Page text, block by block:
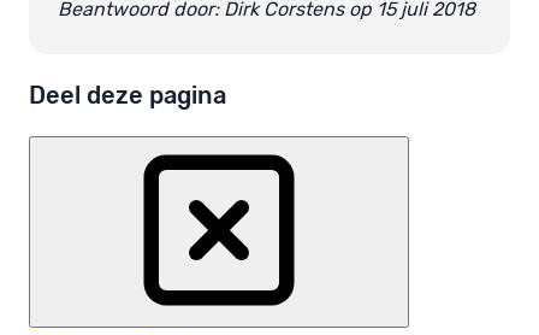
Beantwoord door: Dirk Corstens op 15 juli 2018
Deel deze pagina